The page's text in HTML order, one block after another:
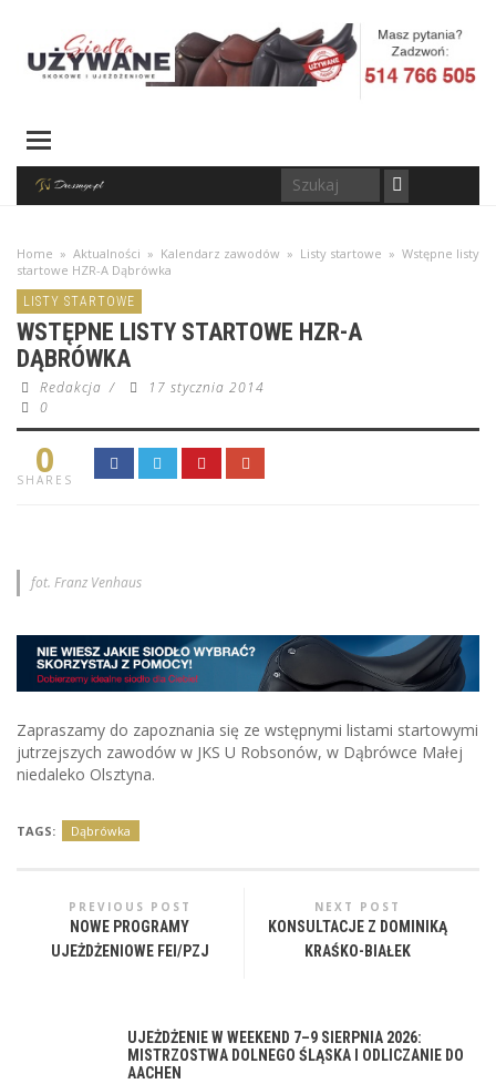
Home » Aktualności » Kalendarz zawodów » Listy startowe » Wstępne listy
startowe HZR-A Dąbrówka
LISTY STARTOWE
WSTĘPNE LISTY STARTOWE HZR-A
DĄBRÓWKA
Redakcja /
17 stycznia 2014
0
0
SHARES
fot. Franz Venhaus
Zapraszamy do zapoznania się ze wstępnymi listami startowymi
jutrzejszych zawodów w JKS U Robsonów, w Dąbrówce Małej
niedaleko Olsztyna.
TAGS: Dąbrówka
PREVIOUS POST
NOWE PROGRAMY
UJEŻDŻENIOWE FEI/PZJ
NEXT POST
KONSULTACJE Z DOMINIKĄ
KRAŚKO-BIAŁEK
UJEŻDŻENIE W WEEKEND 7–9 SIERPNIA 2026:
MISTRZOSTWA DOLNEGO ŚLĄSKA I ODLICZANIE DO
AACHEN